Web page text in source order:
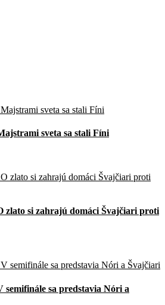
sveta sa stali Fíni
zlato si zahrajú domáci Švajčiari proti
sa predstavia Nóri a